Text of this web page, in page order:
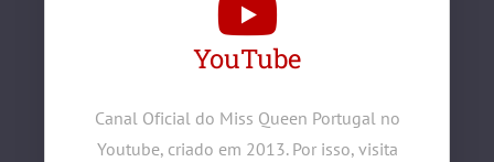
YouTube
Canal Oficial do Miss Queen Portugal no
Youtube, criado em 2013. Por isso, visita